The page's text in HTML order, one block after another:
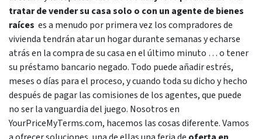
tratar de vender su casa solo o con un agente de bienes
raíces es a menudo por primera vez los compradores de
vivienda tendrán atar un hogar durante semanas y echarse
atrás en la compra de su casa en el último minuto … o tener
su préstamo bancario negado. Todo puede añadir estrés,
meses o días para el proceso, y cuando toda su dicho y hecho
después de pagar las comisiones de los agentes, que puede
no ser la vanguardia del juego. Nosotros en
YourPriceMyTerms.com, hacemos las cosas diferente. Vamos